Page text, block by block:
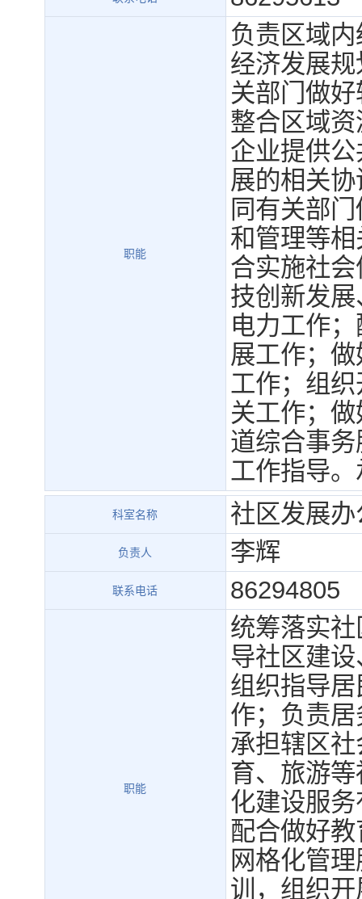
职能
负责区域
经济发展
关部门做
整合区域
企业提供
展的相关
同有关部
和管理等
合实施社
技创新发
电力工作
展工作；
工作；组
关工作；
道综合事
工作指导
科室名称 社区发展办
负责人 李辉
联系电话 86294805
职能
统筹落实
导社区建
组织指导
作；负责
承担辖区
育、旅游
化建设服
配合做好
网格化管
训，组织